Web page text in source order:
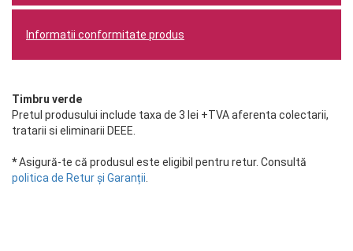
Informatii conformitate produs
Timbru verde
Pretul produsului include taxa de 3 lei +TVA aferenta colectarii,
tratarii si eliminarii DEEE.
*Asigură-te că produsul este eligibil pentru retur. Consultă
politica de Retur și Garanții